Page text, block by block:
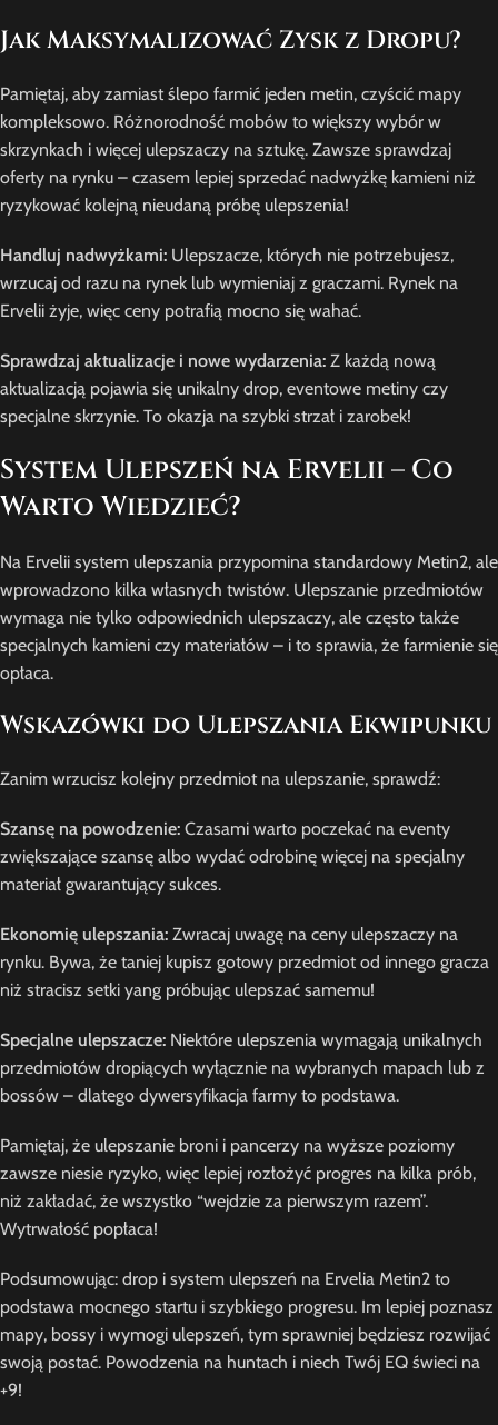
Jak Maksymalizować Zysk z Dropu?
Pamiętaj, aby zamiast ślepo farmić jeden metin, czyścić mapy
kompleksowo. Różnorodność mobów to większy wybór w
skrzynkach i więcej ulepszaczy na sztukę. Zawsze sprawdzaj
oferty na rynku – czasem lepiej sprzedać nadwyżkę kamieni niż
ryzykować kolejną nieudaną próbę ulepszenia!
Handluj nadwyżkami: Ulepszacze, których nie potrzebujesz,
wrzucaj od razu na rynek lub wymieniaj z graczami. Rynek na
Ervelii żyje, więc ceny potrafią mocno się wahać.
Sprawdzaj aktualizacje i nowe wydarzenia: Z każdą nową
aktualizacją pojawia się unikalny drop, eventowe metiny czy
specjalne skrzynie. To okazja na szybki strzał i zarobek!
System Ulepszeń na Ervelii – Co
Warto Wiedzieć?
Na Ervelii system ulepszania przypomina standardowy Metin2, ale
wprowadzono kilka własnych twistów. Ulepszanie przedmiotów
wymaga nie tylko odpowiednich ulepszaczy, ale często także
specjalnych kamieni czy materiałów – i to sprawia, że farmienie się
opłaca.
Wskazówki do Ulepszania Ekwipunku
Zanim wrzucisz kolejny przedmiot na ulepszanie, sprawdź:
Szansę na powodzenie: Czasami warto poczekać na eventy
zwiększające szansę albo wydać odrobinę więcej na specjalny
materiał gwarantujący sukces.
Ekonomię ulepszania: Zwracaj uwagę na ceny ulepszaczy na
rynku. Bywa, że taniej kupisz gotowy przedmiot od innego gracza
niż stracisz setki yang próbując ulepszać samemu!
Specjalne ulepszacze: Niektóre ulepszenia wymagają unikalnych
przedmiotów dropiących wyłącznie na wybranych mapach lub z
bossów – dlatego dywersyfikacja farmy to podstawa.
Pamiętaj, że ulepszanie broni i pancerzy na wyższe poziomy
zawsze niesie ryzyko, więc lepiej rozłożyć progres na kilka prób,
niż zakładać, że wszystko “wejdzie za pierwszym razem”.
Wytrwałość popłaca!
Podsumowując: drop i system ulepszeń na Ervelia Metin2 to
podstawa mocnego startu i szybkiego progresu. Im lepiej poznasz
mapy, bossy i wymogi ulepszeń, tym sprawniej będziesz rozwijać
swoją postać. Powodzenia na huntach i niech Twój EQ świeci na
+9!